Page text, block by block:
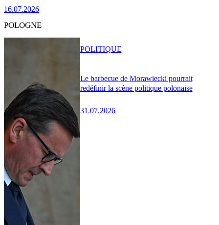
16.07.2026
POLOGNE
Le barbecue de Morawiecki pourrait
redéfinir la scène politique polonaise
31.07.2026
POLITIQUE